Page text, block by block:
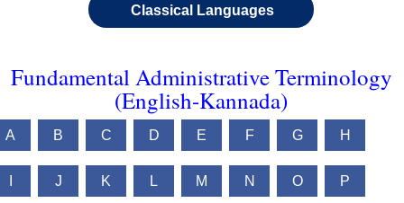
Classical Languages
Fundamental Administrative Terminology
(English-Kannada)
A B C D E F G H
J K L M N O P